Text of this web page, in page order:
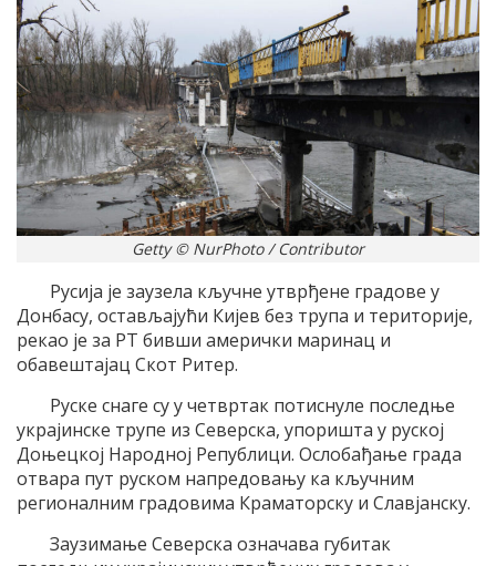
Getty © NurPhoto / Contributor
Русија је заузела кључне утврђене градове у
Донбасу, остављајући Кијев без трупа и територије,
рекао је за РТ бивши амерички маринац и
обавештајац Скот Ритер.
Руске снаге су у четвртак потиснуле последње
украјинске трупе из Северска, упоришта у руској
Доњецкој Народној Републици. Ослобађање града
отвара пут руском напредовању ка кључним
регионалним градовима Краматорску и Славјанску.
Заузимање Северска означава губитак